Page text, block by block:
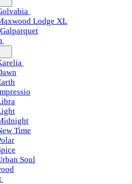
Lodge XL
Time
Soul